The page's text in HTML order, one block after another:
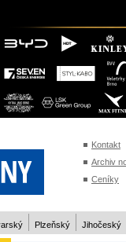
Kontakt
Archiv
Ceníky
Plzeňský Jihočeský